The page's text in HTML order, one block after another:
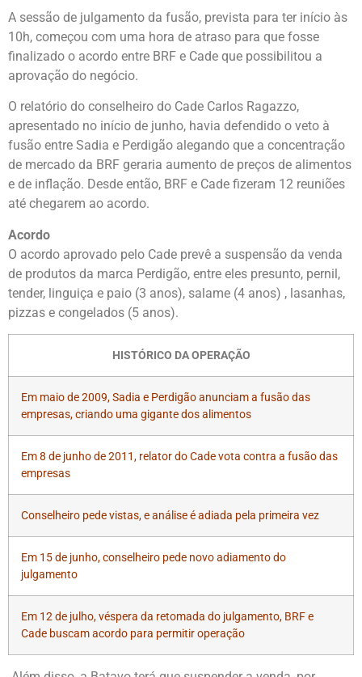
A sessão de julgamento da fusão, prevista para ter início às
10h, começou com uma hora de atraso para que fosse
finalizado o acordo entre BRF e Cade que possibilitou a
aprovação do negócio.
O relatório do conselheiro do Cade Carlos Ragazzo,
apresentado no início de junho, havia defendido o veto à
fusão entre Sadia e Perdigão alegando que a concentração
de mercado da BRF geraria aumento de preços de alimentos
e de inflação. Desde então, BRF e Cade fizeram 12 reuniões
até chegarem ao acordo.
Acordo
O acordo aprovado pelo Cade prevê a suspensão da venda
de produtos da marca Perdigão, entre eles presunto, pernil,
tender, linguiça e paio (3 anos), salame (4 anos) , lasanhas,
pizzas e congelados (5 anos).
HISTÓRICO DA OPERAÇÃO
Em maio de 2009, Sadia e Perdigão anunciam a fusão das
empresas, criando uma gigante dos alimentos
Em 8 de junho de 2011, relator do Cade vota contra a fusão das
empresas
Conselheiro pede vistas, e análise é adiada pela primeira vez
Em 15 de junho, conselheiro pede novo adiamento do
julgamento
Em 12 de julho, véspera da retomada do julgamento, BRF e
Cade buscam acordo para permitir operação